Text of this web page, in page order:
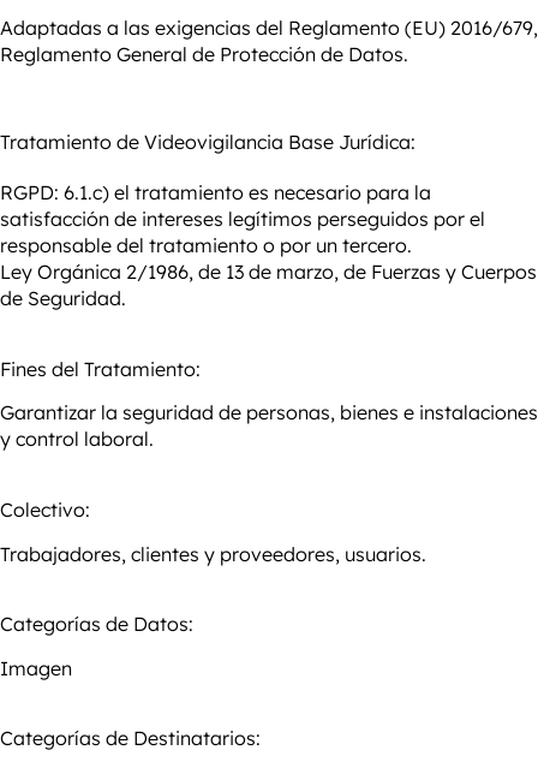
Adaptadas a las exigencias del Reglamento (EU) 2016/679,
Reglamento General de Protección de Datos.
Tratamiento de Videovigilancia Base Jurídica:
RGPD: 6.1.c) el tratamiento es necesario para la
satisfacción de intereses legítimos perseguidos por el
responsable del tratamiento o por un tercero.
Ley Orgánica 2/1986, de 13 de marzo, de Fuerzas y Cuerpos
de Seguridad.
Fines del Tratamiento:
Garantizar la seguridad de personas, bienes e instalaciones
y control laboral.
Colectivo:
Trabajadores, clientes y proveedores, usuarios.
Categorías de Datos:
Imagen
Categorías de Destinatarios: